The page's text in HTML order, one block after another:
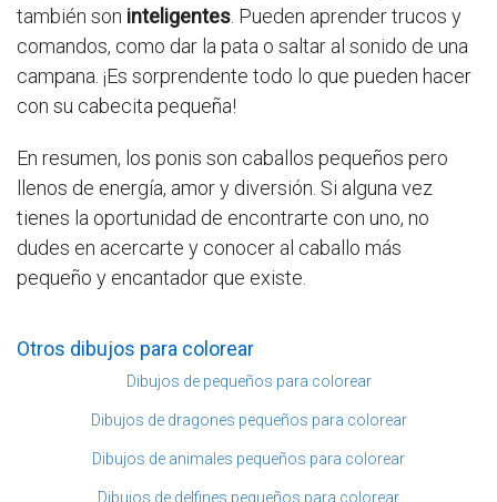
también son inteligentes . Pueden aprender trucos y
comandos, como dar la pata o saltar al sonido de una
campana. ¡Es sorprendente todo lo que pueden hacer
con su cabecita pequeña!
En resumen, los ponis son caballos pequeños pero
llenos de energía, amor y diversión. Si alguna vez
tienes la oportunidad de encontrarte con uno, no
dudes en acercarte y conocer al caballo más
pequeño y encantador que existe.
Otros dibujos para colorear
Dibujos de pequeños para colorear
Dibujos de dragones pequeños para colorear
Dibujos de animales pequeños para colorear
Dibujos de delfines pequeños para colorear